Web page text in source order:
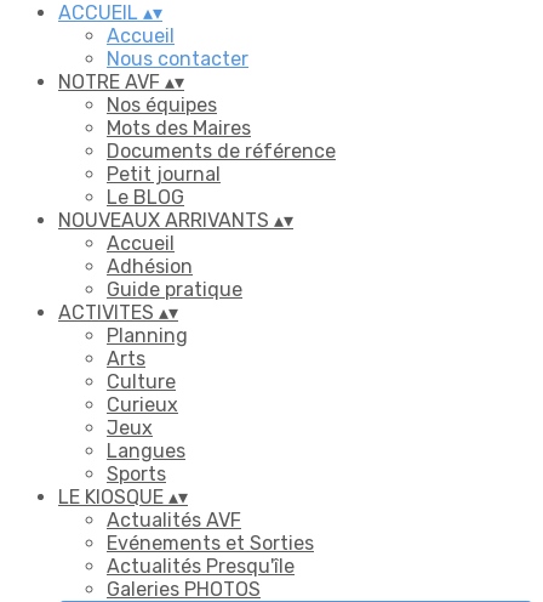
ACCUEIL ▴▾
Accueil
Nous contacter
NOTRE AVF ▴▾
Nos équipes
Mots des Maires
Documents de référence
Petit journal
Le BLOG
NOUVEAUX ARRIVANTS ▴▾
Accueil
Adhésion
Guide pratique
ACTIVITES ▴▾
Planning
Arts
Culture
Curieux
Jeux
Langues
Sports
LE KIOSQUE ▴▾
Actualités AVF
Evénements et Sorties
Actualités Presqu'île
Galeries PHOTOS